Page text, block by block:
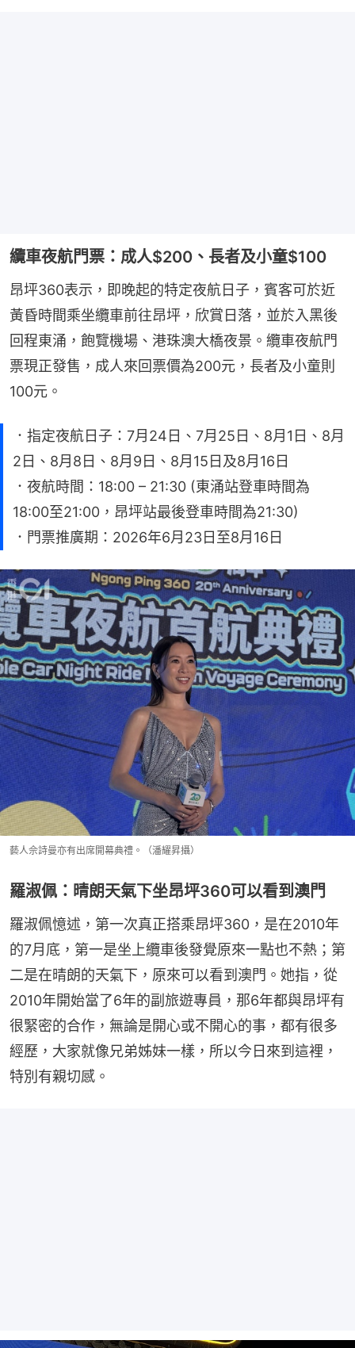
纜車夜航門票：成人$200、長者及小童$100
昂坪360表示，即晚起的特定夜航日子，賓客可於近
黃昏時間乘坐纜車前往昂坪，欣賞日落，並於入黑後
回程東涌，飽覽機場、港珠澳大橋夜景。纜車夜航門
票現正發售，成人來回票價為200元，長者及小童則
100元。
．指定夜航日子：7月24日、7月25日、8月1日、8月
2日、8月8日、8月9日、8月15日及8月16日
．夜航時間：18:00 – 21:30 (東涌站登車時間為
18:00至21:00，昂坪站最後登車時間為21:30)
．門票推廣期：2026年6月23日至8月16日
藝人佘詩曼亦有出席開幕典禮。（潘耀昇攝）
羅淑佩：晴朗天氣下坐昂坪360可以看到澳門
羅淑佩憶述，第一次真正搭乘昂坪360，是在2010年
的7月底，第一是坐上纜車後發覺原來一點也不熱；第
二是在晴朗的天氣下，原來可以看到澳門。她指，從
2010年開始當了6年的副旅遊專員，那6年都與昂坪有
很緊密的合作，無論是開心或不開心的事，都有很多
經歷，大家就像兄弟姊妹一樣，所以今日來到這裡，
特別有親切感。